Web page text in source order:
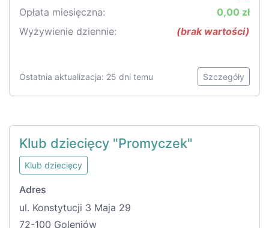
Opłata miesięczna:
0,00 zł
Wyżywienie dziennie:
(brak wartości)
Ostatnia aktualizacja: 25 dni temu Szczegóły
Klub dziecięcy "Promyczek"
Klub dziecięcy
Adres
ul. Konstytucji 3 Maja 29
72-100 Goleniów